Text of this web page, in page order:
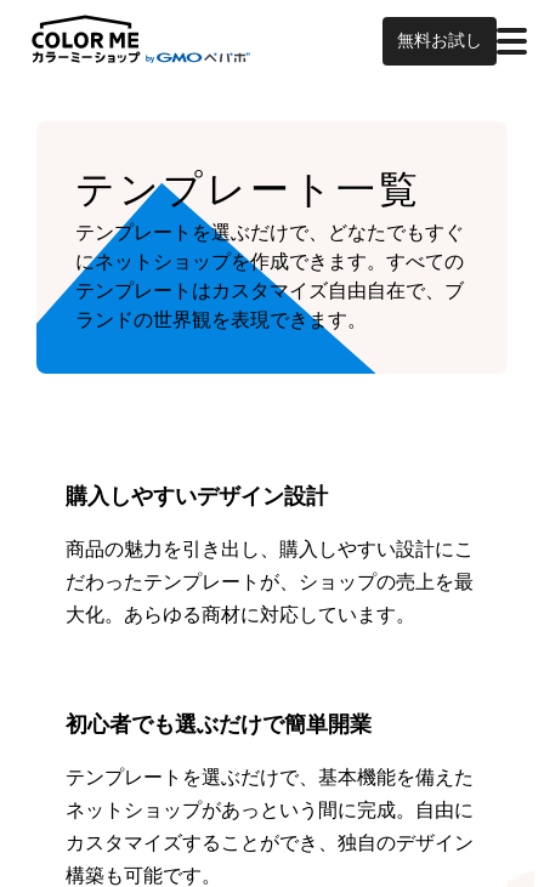
無料お試し
テンプレート一覧
テンプレートを選ぶだけで、どなたでもすぐ
にネットショップを作成できます。すべての
テンプレートはカスタマイズ自由自在で、ブ
ランドの世界観を表現できます。
購入しやすいデザイン設計
商品の魅力を引き出し、購入しやすい設計にこ
だわったテンプレートが、ショップの売上を最
大化。あらゆる商材に対応しています。
初心者でも選ぶだけで簡単開業
テンプレートを選ぶだけで、基本機能を備えた
ネットショップがあっという間に完成。自由に
カスタマイズすることができ、独自のデザイン
構築も可能です。